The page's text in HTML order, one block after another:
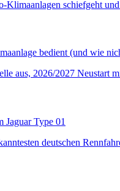
bedient (und wie
Jaguar Type 01